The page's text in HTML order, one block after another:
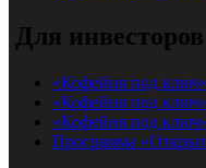
Для инвесторов
«Кофейня под
«Кофейня под
«Кофейня под
Программа